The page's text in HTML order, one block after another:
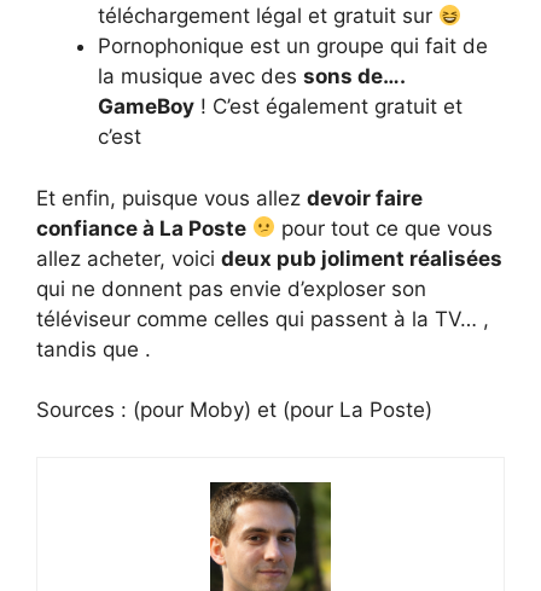
téléchargement légal et gratuit sur
Pornophonique est un groupe qui fait de
la musique avec des sons de….
GameBoy ! C’est également gratuit et
c’est
Et enfin, puisque vous allez devoir faire
confiance à La Poste
pour tout ce que vous
allez acheter, voici deux pub joliment réalisées
qui ne donnent pas envie d’exploser son
téléviseur comme celles qui passent à la TV… ,
tandis que .
Sources : (pour Moby) et (pour La Poste)